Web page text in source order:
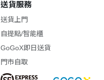
送貨服務
送貨上門
自提點/智能櫃
GoGoX即日送貨
門市自取